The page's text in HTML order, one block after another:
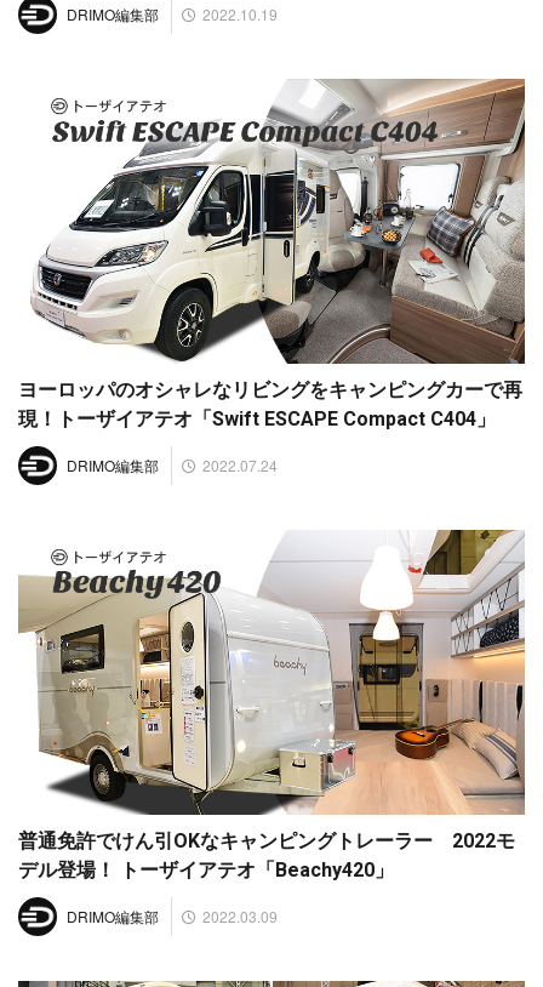
DRIMO編集部 2022.10.19
ヨーロッパのオシャレなリビングをキャンピングカーで再
現！トーザイアテオ「Swift ESCAPE Compact C404」
DRIMO編集部 2022.07.24
普通免許でけん引OKなキャンピングトレーラー 2022モ
デル登場！ トーザイアテオ「Beachy420」
DRIMO編集部 2022.03.09